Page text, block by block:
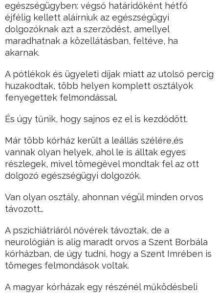
egészségügyben: végső határidőként hétfő
éjfélig kellett aláírniuk az egészségügyi
dolgozóknak azt a szerződést, amellyel
maradhatnak a közellátásban, feltéve, ha
akarnak.
A pótlékok és ügyeleti díjak miatt az utolsó percig
huzakodtak, több helyen komplett osztályok
fenyegettek felmondással.
És úgy tűnik, hogy sajnos ez el is kezdődött.
Már több kórház került a leállás szélére,és
vannak olyan helyek, ahol le is álltak egyes
részlegek, mivel tömegével mondtak fel az ott
dolgozó egészségügyi dolgozók.
Van olyan osztály, ahonnan végül minden orvos
távozott…
A pszichiátriáról nővérek távoztak, de a
neurológián is alig maradt orvos a Szent Borbála
kórházban, de úgy tudni, hogy a Szent Imrében is
tömeges felmondások voltak.
A magyar kórházak egy részénél működésbeli